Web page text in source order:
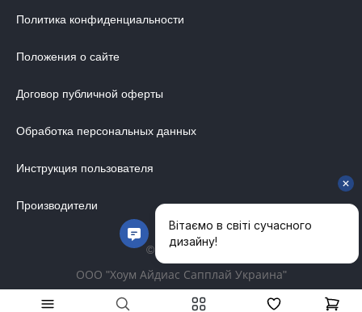
СТУЛЬЯ
МЕБЕЛЬ В ДЕТСКУЮ
ОБОИ ДЛЯ СТЕН
СТЕНОВЫЕ ПАНЕЛИ
МАТРАС
МЕБЕЛЬ ДЛЯ ОФИСА
УЛИЧНАЯ МЕБЕЛЬ
АКУСТИЧЕСКИЕ ПЕРЕГОРОДКИ
Политика конфиденциальности
Положения о сайте
Договор публичной оферты
Обработка персональных данных
Инструкция пользователя
Производители
© 2014-2026
ООО "Хоум Айдиас Сапплай Украина"